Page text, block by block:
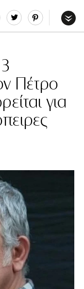
Share Tweet
Πέτρο
για